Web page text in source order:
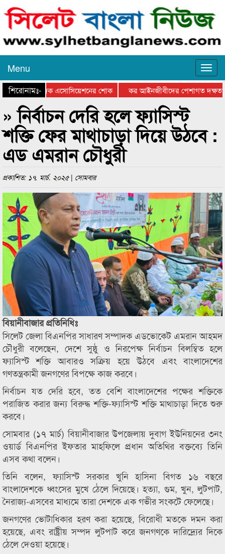
Menu
শিরোনামঃ-
সিলেট মিউজিক এসোসিয়েশনের শোক কর আইনজীবীদের পেশাগত দক্ষতা
» নির্বাচন দেরি হলে ফ্যাসিস্ট
শক্তি ফের মাথাচাড়া দিয়ে উঠবে :
এড এমরান চৌধুরী
প্রকাশিত: ১৭. মার্চ. ২০২৫ | সোমবার
বিয়ানীবাজার প্রতিনিধিঃ
সিলেট জেলা বিএনপির সাধারণ সম্পাদক এডভোকেট এমরান আহমদ
চৌধুরী বলেছেন, দেশে সুষ্ঠু ও নিরপেক্ষ নির্বাচন বিলম্বিত হলে
ফ্যাসিস্ট শক্তি আবারও সক্রিয় হয়ে উঠবে এবং বাংলাদেশের
গণতন্ত্রকামী জনগণের বিপক্ষে কাজ করবে।
নির্বাচন যত দেরি হবে, তত বেশি বাংলাদেশের পক্ষের শক্তিকে
পরাজিত করার জন্য বিরুদ্ধ শক্তি-ফ্যাসিস্ট শক্তি মাথাচাড়া দিতে শুরু
করবে।
সোমবার (১৭ মার্চ) বিয়ানীবাজার উপজেলায় দুবাগ ইউনিয়নের ৩নং
ওয়ার্ড বিএনপির ইফতার মাহফিলে প্রধান অতিথির বক্তব্যে তিনি
এসব কথা বলেন।
তিনি বলেন, ফ্যাসিস্ট সরকার খুনি হাসিনা বিগত ১৬ বছরে
বাংলাদেশকে ধ্বংসের মুখে ঠেলে দিয়েছে। হত্যা, গুম, খুন, লুটপাট,
নৈরাজ্য-এসবের মাধ্যমে তারা দেশকে এক গভীর সংকটে ফেলেছে।
জনগণের ভোটাধিকার হরণ করা হয়েছে, বিরোধী মতকে দমন করা
হয়েছে, এবং রাষ্ট্রীয় সম্পদ লুটপাট করে জনগণকে দারিদ্র্যের দিকে
ঠেলে দেওয়া হয়েছে।